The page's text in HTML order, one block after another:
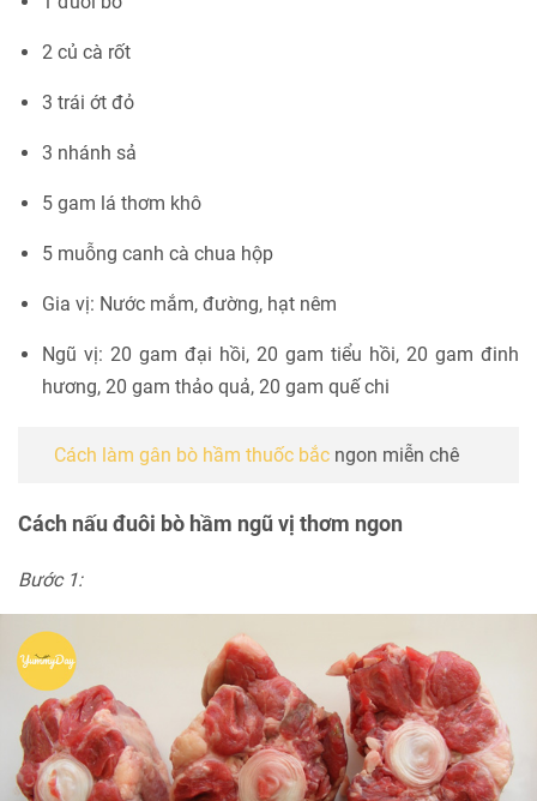
2 củ cà rốt
3 trái ớt đỏ
3 nhánh sả
5 gam lá thơm khô
5 muỗng canh cà chua hộp
Gia vị: Nước mắm, đường, hạt nêm
Ngũ vị: 20 gam đại hồi, 20 gam tiểu hồi, 20 gam đinh
hương, 20 gam thảo quả, 20 gam quế chi
Cách làm gân bò hầm thuốc bắc ngon miễn chê
Cách nấu đuôi bò hầm ngũ vị thơm ngon
Bước 1: